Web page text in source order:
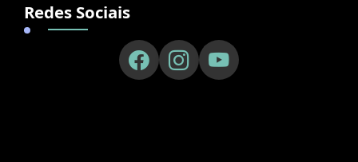
Redes Sociais